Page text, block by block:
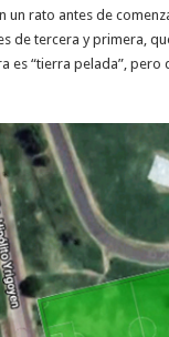
un rato antes de
de tercera y primera,
es “tierra pelada”,